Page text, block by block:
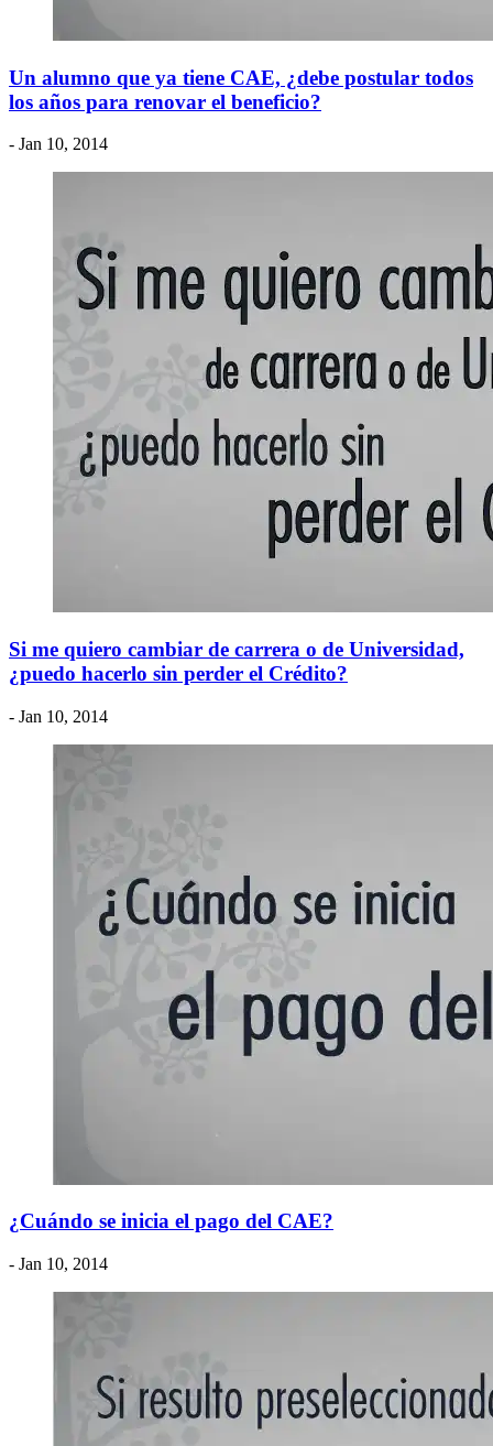
Un alumno que ya tiene CAE, ¿debe postular todos
los años para renovar el beneficio?
- Jan 10, 2014
Si me quiero cambiar de carrera o de Universidad,
¿puedo hacerlo sin perder el Crédito?
- Jan 10, 2014
¿Cuándo se inicia el pago del CAE?
- Jan 10, 2014